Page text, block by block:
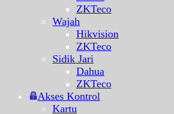
ZKTeco
Wajah
Hikvision
ZKTeco
Sidik Jari
Dahua
ZKTeco
Akses Kontrol
Kartu